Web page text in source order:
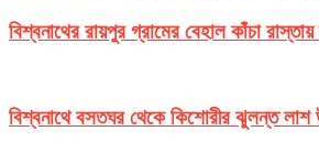
বিশ্বনাথের রায়পুর গ্রামের বেহাল কাঁচা
বিশ্বনাথে বসতঘর থেকে কিশোরীর ঝুলন্ত লাশ